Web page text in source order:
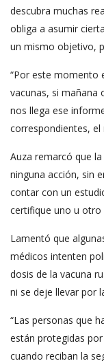
descubra muchas
obliga a asumir
un mismo objetivo,
“Por este momento
vacunas, si mañana
nos llega ese
correspondientes, el
Auza remarcó que
ninguna acción, sin
contar con un
certifique uno u otro
Lamentó que
médicos intenten
dosis de la vacuna
ni se deje llevar por
“Las personas que
están protegidas
cuando reciban la